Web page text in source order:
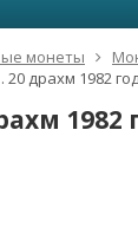
монеты
20 драхм 1982
1982